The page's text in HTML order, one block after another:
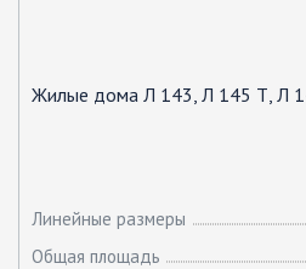
Жилые дома Л 143, Л 145 Т, Л
Линейные размеры
Общая площадь